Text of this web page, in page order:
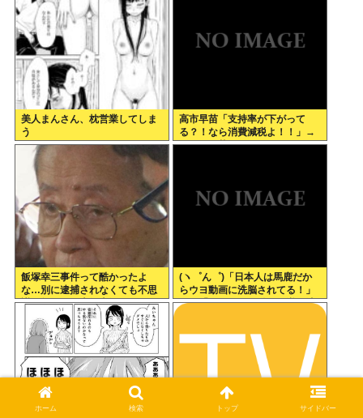
美人まんさん、枕営業してしま
う
高市早苗「支持率が下がって
る？！なら消費減税よ！！」→
さらに下落
飯塚幸三事件って酷かったよ
な…別に逮捕されなくても不思
議は無いのに上級上級叩かれま
くってさ
(ヽ゜ん゜)「日本人は馬鹿だか
らウヨ動画に洗脳されてる！」
ぼく「じゃあサヨ動画で逆に洗
ホーム 検索 トップ サイドバー